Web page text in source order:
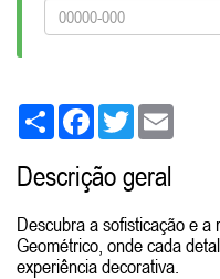
Share FacebookTwitter
Descrição geral
Descubra a sofisticação e
Geométrico, onde cada
experiência decorativa.